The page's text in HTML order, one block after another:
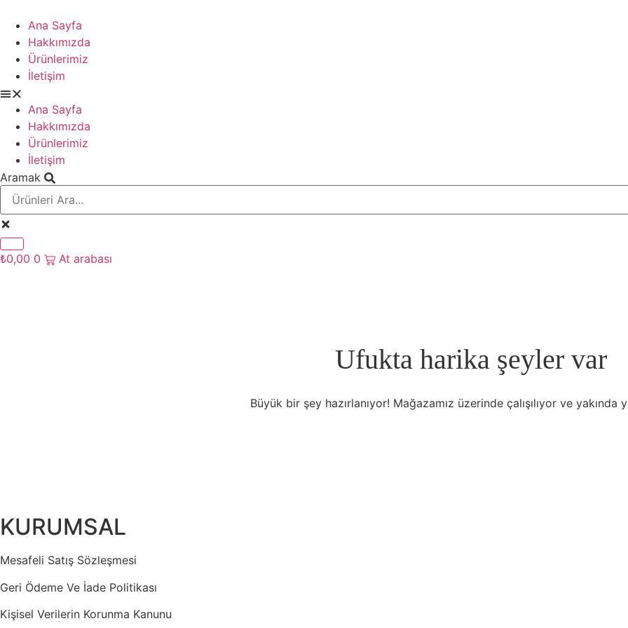
atla
Ana Sayfa
Hakkımızda
Ürünlerimiz
İletişim
Ana Sayfa
Hakkımızda
Ürünlerimiz
İletişim
Aramak
₺0,00 0 At arabası
Ufukta harika şeyler var
Büyük bir şey hazırlanıyor! Mağazamız üzerinde çalışılıyor ve yakında
KURUMSAL
Mesafeli Satış Sözleşmesi
Geri Ödeme Ve İade Politikası
Kişisel Verilerin Korunma Kanunu